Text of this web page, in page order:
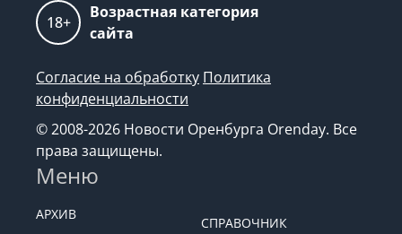
18+
Возрастная категория
сайта
Согласие на обработку Политика
конфиденциальности
© 2008-2026 Новости Оренбурга Orenday. Все
права защищены.
Меню
АРХИВ
СПРАВОЧНИК